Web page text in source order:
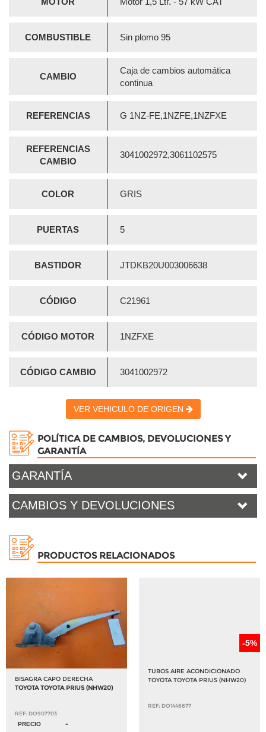
COMBUSTIBLE Sin plomo 95
CAMBIO
Caja de cambios automática
continua
REFERENCIAS G 1NZ-FE,1NZFE,1NZFXE
REFERENCIAS
CAMBIO
3041002972,3061102575
COLOR GRIS
PUERTAS 5
BASTIDOR JTDKB20U003006638
CÓDIGO C21961
CÓDIGO MOTOR 1NZFXE
CÓDIGO CAMBIO 3041002972
VER VEHICULO DE ORIGEN
POLÍTICA DE CAMBIOS, DEVOLUCIONES Y
GARANTÍA
GARANTÍA
CAMBIOS Y DEVOLUCIONES
PRODUCTOS RELACIONADOS
BISAGRA CAPO DERECHA
TOYOTA TOYOTA PRIUS (NHW20)
REF: DO907703
PRECIO
-
-5%
TUBOS AIRE ACONDICIONADO
TOYOTA TOYOTA PRIUS (NHW20)
REF: DO1446677